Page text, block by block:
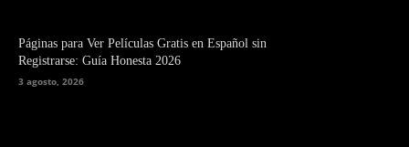
Páginas para Ver Películas Gratis en Español sin
Registrarse: Guía Honesta 2026
3 agosto, 2026